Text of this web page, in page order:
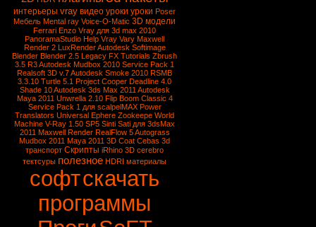
интерьеры vray видео уроки уроки Poser
Мебель Mental ray Voice-O-Matic 3D модели
Ferrari Enzo Vray для 3d max 2010
PanoramaStudio Help Vray Vary Maxwell
Render 2 LuxRenderAutodesk Softimage
Blender Blender 2.5 Legacy FX Tutorials Zbrush
3.5 R3 Autodesk Mudbox 2010 Service Pack 1
Realsoft 3D v.7 Autodesk Smoke 2010 RSMB
3.3.10 Turtle 5.1 Project Cooper Deadline 4.0
Shade 10Autodesk 3ds Max 2011 Autodesk
Maya 2011 Unwrella 2.10 Flip Boom Classic 4
Service Pack 1 для scalpelMAX Power
Translators Universal Ephere Zookeepe World
Machine V-Ray 1.50 SP5 Sinti Sati для 3dsMax
2011 Maxwell Render RealFlow 5Autograss
Mudbox 2011 Maya 2011 3D Coat Cebas 3d
транспорт Скрипты iRhino 3D cerebro
тектсуры полезное HDRI материалы
софтскачать
программы